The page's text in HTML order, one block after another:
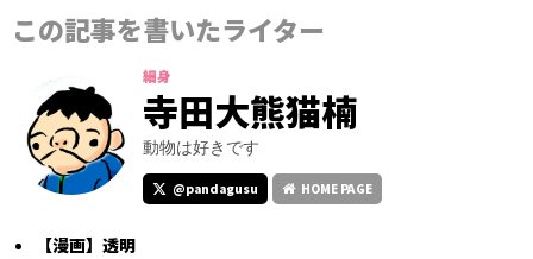
この記事を書いたライター
細身
寺田大熊猫楠
動物は好きです
@pandagusu HOME PAGE
【漫画】透明